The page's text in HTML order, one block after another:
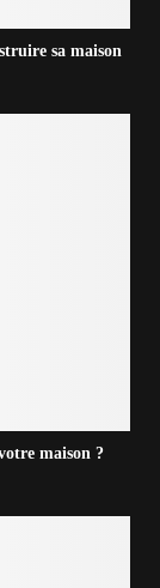
sa maison
maison ?